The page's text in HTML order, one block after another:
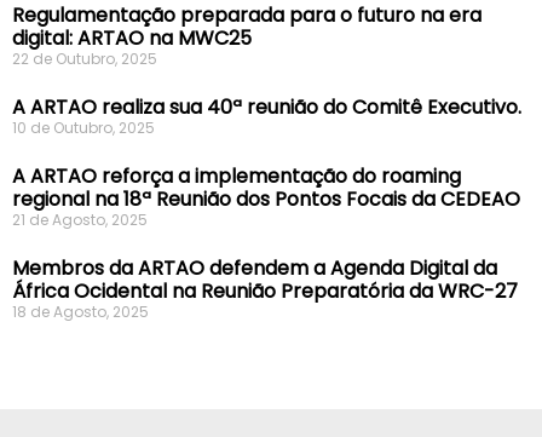
Regulamentação preparada para o futuro na era
digital: ARTAO na MWC25
22 de Outubro, 2025
A ARTAO realiza sua 40ª reunião do Comitê Executivo.
10 de Outubro, 2025
A ARTAO reforça a implementação do roaming
regional na 18ª Reunião dos Pontos Focais da CEDEAO
21 de Agosto, 2025
Membros da ARTAO defendem a Agenda Digital da
África Ocidental na Reunião Preparatória da WRC-27
18 de Agosto, 2025